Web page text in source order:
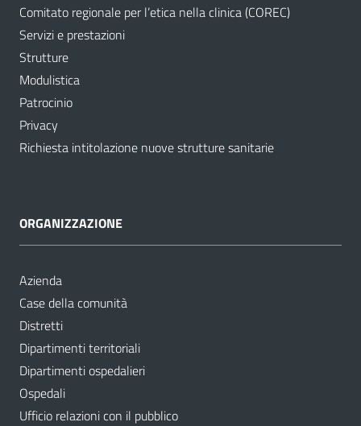
Comitato regionale per l’etica nella clinica (COREC)
Servizi e prestazioni
Strutture
Modulistica
Patrocinio
Privacy
Richiesta intitolazione nuove strutture sanitarie
ORGANIZZAZIONE
Azienda
Case della comunità
Distretti
Dipartimenti territoriali
Dipartimenti ospedalieri
Ospedali
Ufficio relazioni con il pubblico